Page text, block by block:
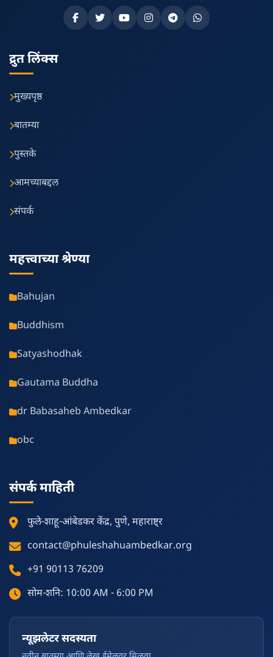
द्रुत लिंक्स
मुख्यपृष्ठ
बातम्या
पुस्तके
आमच्याबद्दल
संपर्क
महत्त्वाच्या श्रेण्या
Bahujan
Buddhism
Satyashodhak
Gautama Buddha
dr Babasaheb Ambedkar
obc
संपर्क माहिती
फुले-शाहू-आंबेडकर केंद्र, पुणे, महाराष्ट्र
contact@phuleshahuambedkar.org
+91 90113 76209
सोम-शनि: 10:00 AM - 6:00 PM
न्यूझलेटर सदस्यता